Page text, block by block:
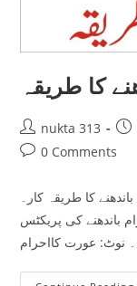
کا طریقہ
Post
author:
nukta 313
Post0 Comments
کا طریقہ کار۔
باندھنے کی پریکٹس